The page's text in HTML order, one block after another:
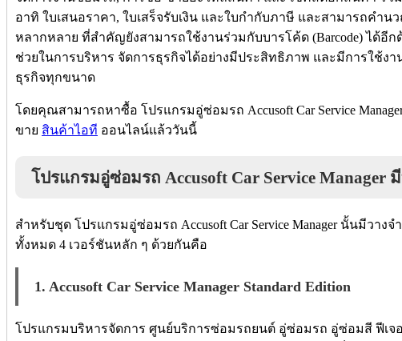
อาทิ ใบเสนอราคา, ใบเสร็จรับเงิน และใบกำกับภาษี และสามารถคำ
หลากหลาย ที่สำคัญยังสามารถใช้งานร่วมกับบารโค้ด (Barcode) ได้อีก
ช่วยในการบริหาร จัดการธุรกิจได้อย่างมีประสิทธิภาพ และมีการใช้ง
ธุรกิจทุกขนาด
โดยคุณสามารถหาซื้อ โปรแกรมอู่ซ่อมรถ Accusoft Car Service Manager
ขาย สินค้าไอที ออนไลน์แล้ววันนี้
โปรแกรมอู่ซ่อมรถ Accusoft Car Service Manager
สำหรับชุด โปรแกรมอู่ซ่อมรถ Accusoft Car Service Manager นั้นมีวางจ
ทั้งหมด 4 เวอร์ชันหลัก ๆ ด้วยกันคือ
1. Accusoft Car Service Manager Standard Edition
โปรแกรมบริหารจัดการ ศูนย์บริการซ่อมรถยนต์ อู่ซ่อมรถ อู่ซ่อมสี ฟีเ